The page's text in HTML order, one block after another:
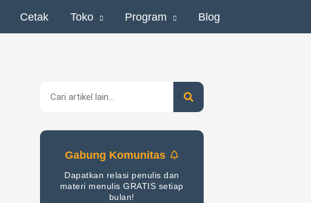
Cetak Toko Program Blog
Gabung Komunitas
Dapatkan relasi penulis dan
materi menulis GRATIS setiap
bulan!